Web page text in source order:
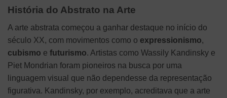
História do Abstrato na Arte
A arte abstrata começou a ganhar destaque no início do
século XX, com movimentos como o expressionismo,
cubismo e futurismo. Artistas como Wassily Kandinsky e
Piet Mondrian foram pioneiros na busca por uma
linguagem visual que não dependesse da representação
figurativa. Kandinsky, por exemplo, acreditava que a arte